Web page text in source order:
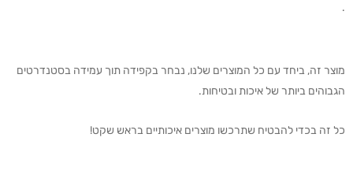
.
מוצר זה, ביחד עם כל המוצרים שלנו, נבחר בקפידה תוך עמידה בסטנדרטים
הגבוהים ביותר של איכות ובטיחות.
כל זה בכדי להבטיח שתרכשו מוצרים איכותיים בראש שקט!